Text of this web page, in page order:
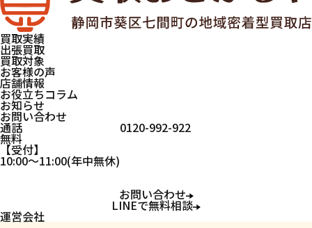
買取実績
出張買取
買取対象
お客様の声
店舗情報
お役立ちコラム
お知らせ
お問い合わせ
通話
無料
0120-992-922
受付
10:00～11:00(年中無休)
お問い合わせ
LINEで無料相談
運営会社
買取おきがるや
コスメ・香水